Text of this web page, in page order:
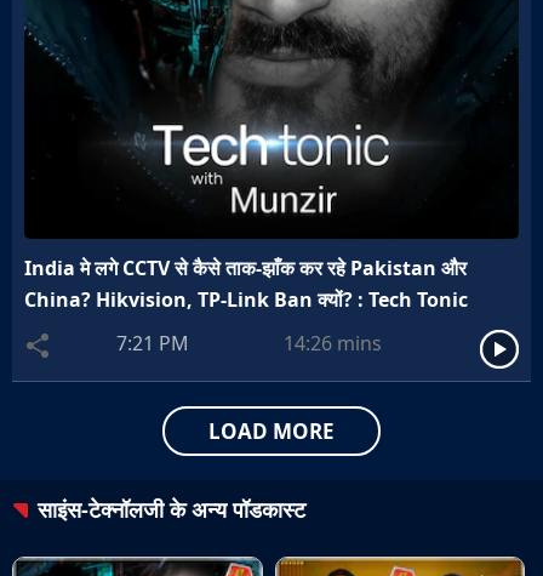
India मे लगे CCTV से कैसे ताक-झाँक कर रहे Pakistan और
China? Hikvision, TP-Link Ban क्यों? : Tech Tonic
7:21 PM
14:26 mins
LOAD MORE
साइंस-टेक्नॉलजीके अन्य पॉडकास्ट